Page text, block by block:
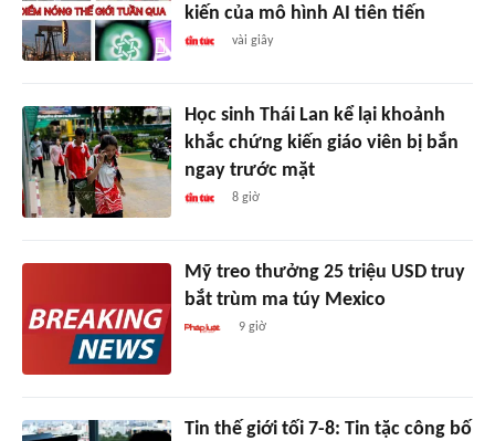
kiến của mô hình AI tiên tiến
vài giây
Học sinh Thái Lan kể lại khoảnh
khắc chứng kiến giáo viên bị bắn
ngay trước mặt
8 giờ
Mỹ treo thưởng 25 triệu USD truy
bắt trùm ma túy Mexico
9 giờ
Tin thế giới tối 7-8: Tin tặc công bố